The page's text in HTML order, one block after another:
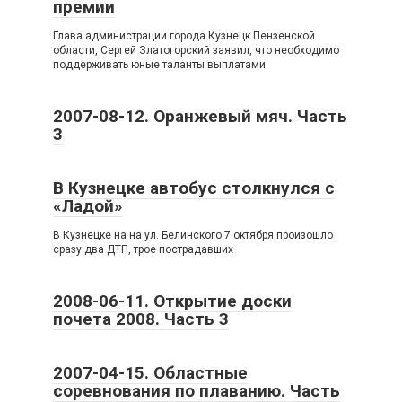
премии
Глава администрации города Кузнецк Пензенской
области, Сергей Златогорский заявил, что необходимо
поддерживать юные таланты выплатами
2007-08-12. Оранжевый мяч. Часть
3
В Кузнецке автобус столкнулся с
«Ладой»
В Кузнецке на на ул. Белинского 7 октября произошло
сразу два ДТП, трое пострадавших
2008-06-11. Открытие доски
почета 2008. Часть 3
2007-04-15. Областные
соревнования по плаванию. Часть